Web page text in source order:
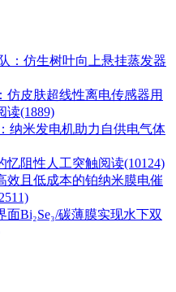
：仿生树叶向上悬挂蒸发器
仿皮肤超线性离电传感器用
读(1889)
纳米发电机助力自供电气体
忆阻性人工突触阅读(10124)
效且低成本的铂纳米膜电催
Bi₂Se₃/碳薄膜实现水下双